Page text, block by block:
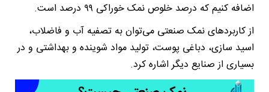
اضافه کنیم که درصد خلوص نمک خوراکی ۹۹ درصد است.
از کاربردهای نمک صنعتی می‌توان به تصفیه آب و فاضلاب،
اسید سازی، دباغی پوست، تولید مواد شوینده و بهداشتی و در
بسیاری از صنایع دیگر اشاره کرد.